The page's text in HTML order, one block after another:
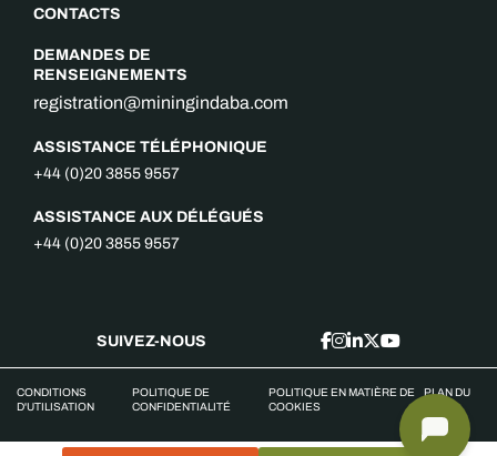
CONTACTS
DEMANDES DE
RENSEIGNEMENTS
registration@miningindaba.com
ASSISTANCE TÉLÉPHONIQUE
+44 (0)20 3855 9557
ASSISTANCE AUX DÉLÉGUÉS
+44 (0)20 3855 9557
SUIVEZ-NOUS
CONDITIONS
D'UTILISATION
POLITIQUE DE
CONFIDENTIALITÉ
POLITIQUE EN MATIÈRE DE
COOKIES
PLAN DU